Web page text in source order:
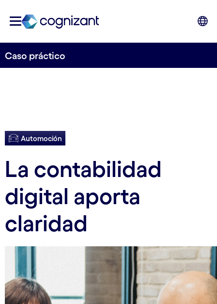
Caso práctico
Automoción
La contabilidad
digital aporta
claridad